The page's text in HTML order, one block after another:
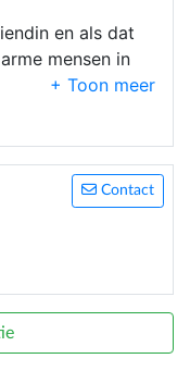
en als dat
mensen in
gaat.
Contact